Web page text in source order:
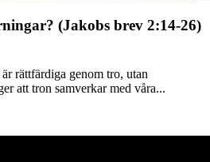
(Jakobs brev 2:14-26)
rättfärdiga genom tro, utan
att tron samverkar med våra...